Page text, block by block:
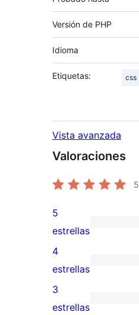
Versión de PHP
Idioma
Etiquetas: css
Vista avanzada
Valoraciones
5
1
valoración
de
5
estrellas
5
estrellas
0
valoraciones
de
4
estrellas
0
3
estrellas